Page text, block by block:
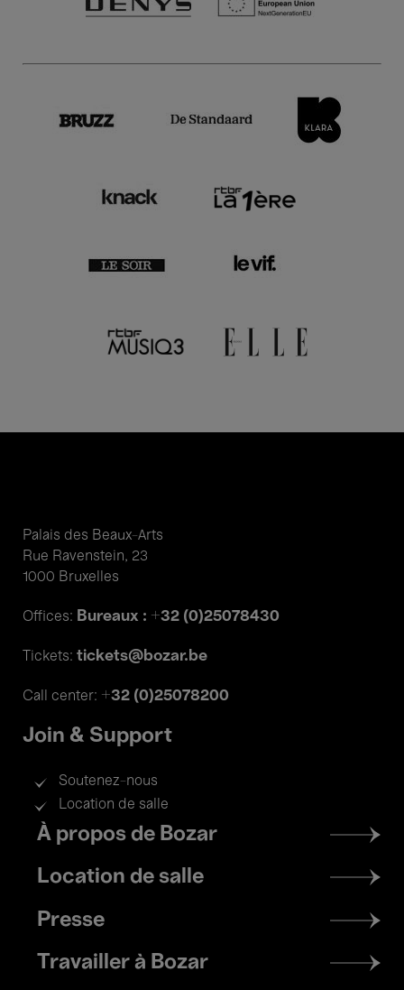
Palais des Beaux-Arts
Rue Ravenstein, 23
1000 Bruxelles
Offices: Bureaux : +32 (0)25078430
Tickets: tickets@bozar.be
Call center: +32 (0)25078200
Join & Support
Soutenez-nous
Location de salle
Footer
menu
À propos de Bozar
Location de salle
Presse
Travailler à Bozar